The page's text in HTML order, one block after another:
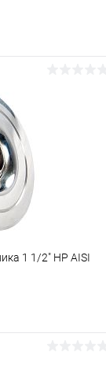
1 1/2" НР AISI